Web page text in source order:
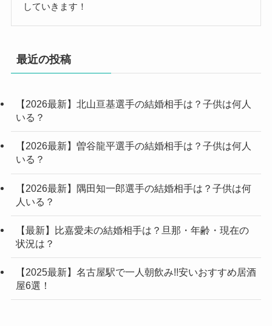
していきます！
最近の投稿
【2026最新】北山亘基選手の結婚相手は？子供は何人
いる？
【2026最新】曽谷龍平選手の結婚相手は？子供は何人
いる？
【2026最新】隅田知一郎選手の結婚相手は？子供は何
人いる？
【最新】比嘉愛未の結婚相手は？旦那・年齢・現在の
状況は？
【2025最新】名古屋駅で一人朝飲み!!安いおすすめ居酒
屋6選！